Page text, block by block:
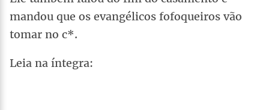
mandou que os evangélicos fofoqueiros vão
tomar no c*.
Leia na íntegra: